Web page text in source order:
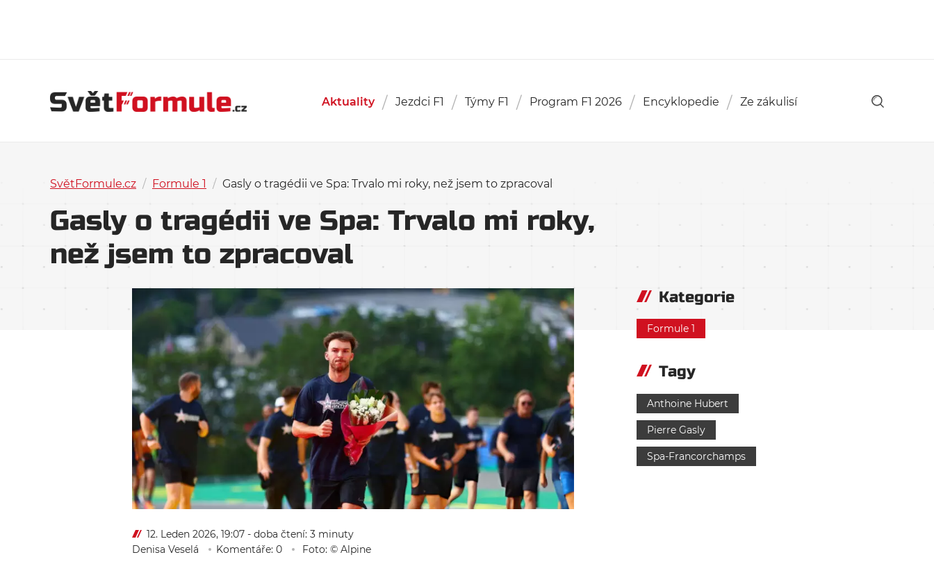
Aktuality Jezdci F1 Týmy F1 Program F1 2026 Encyklopedie Ze zákulisí
SvětFormule.cz / Formule 1 / Gasly o tragédii ve Spa: Trvalo mi roky, než jsem to zpracoval
Gasly o tragédii ve Spa: Trvalo mi roky,
než jsem to zpracoval
12. Leden 2026, 19:07 - doba čtení: 3 minuty
Denisa Veselá
Komentáře: 0 Foto: © Alpine
Kategorie
Formule 1
Tagy
Anthoine Hubert
Pierre Gasly
Spa-Francorchamps